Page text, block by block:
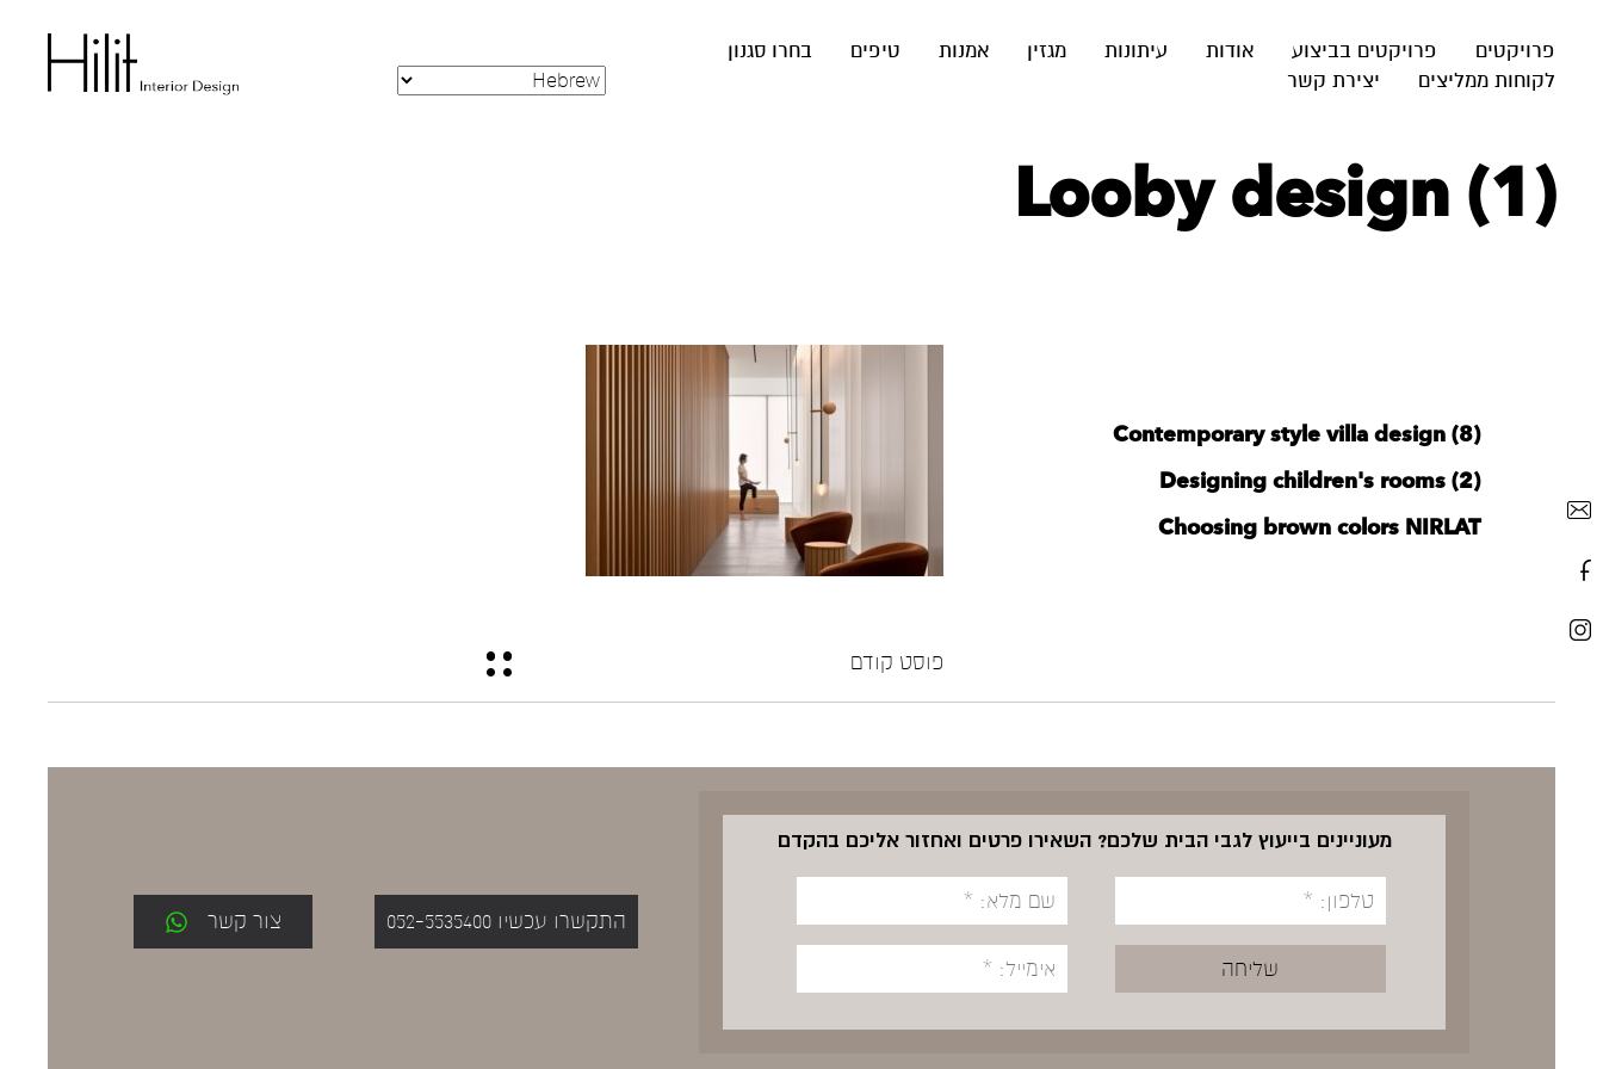
פרויקטים פרויקטים בביצוע אודות עיתונות מגזין אמנות טיפים
בחרו סגנון
לקוחות ממליצים
יצירת קשר
Looby design (1)
Contemporary style villa design (8)
Designing children's rooms (2)
Choosing brown colors NIRLAT
פוסט קודם
מעוניינים בייעוץ לגבי הבית שלכם? השאירו פרטים ואחזור אליכם בהקדם
התקשרו עכשיו 052-5535400 צור קשר